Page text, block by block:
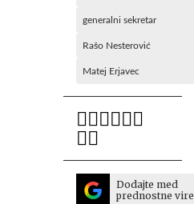
generalni sekretar
Rašo Nesterović
Matej Erjavec
Dodajte med
prednostne vire